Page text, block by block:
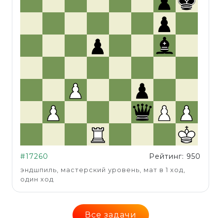
#17260 Рейтинг: 950
эндшпиль, мастерский уровень, мат в 1 ход,
один ход
Все задачи